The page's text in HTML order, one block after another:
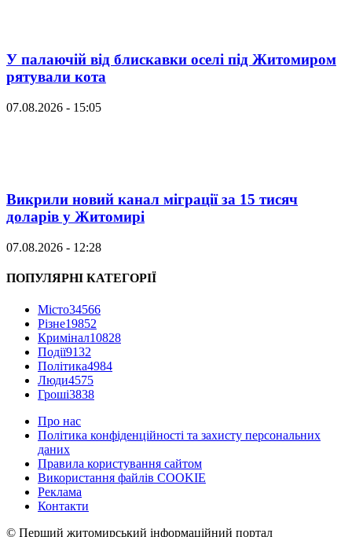
У палаючій від блискавки оселі під Житомиром
рятували кота
07.08.2026 - 15:05
Викрили новий канал міграції за 15 тисяч
доларів у Житомирі
07.08.2026 - 12:28
ПОПУЛЯРНІ КАТЕГОРІЇ
Місто34566
Різне19852
Кримінал10828
Події9132
Політика4984
Люди4575
Гроші3838
Про нас
Політика конфіденційності та захисту персональних
даних
Правила користування сайтом
Використання файлів COOKIE
Реклама
Контакти
© Перший житомирський інформаційний портал